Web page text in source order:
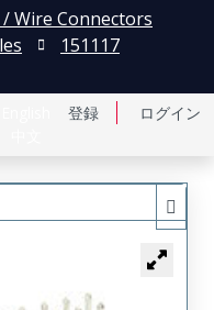
登録 ログイン
/ Wire Connectors
151117